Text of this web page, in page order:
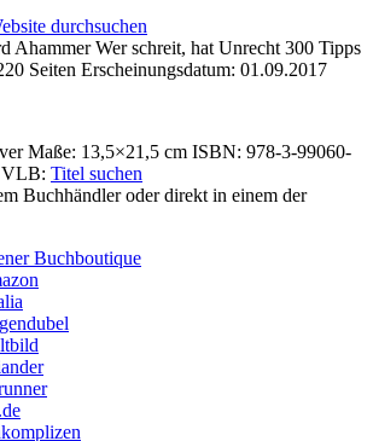
durchsuchen
Ahammer Wer schreit, hat Unrecht 300 Tipps
Seiten Erscheinungsdatum: 01.09.2017
Maße: 13,5×21,5 cm ISBN: 978-3-99060-
VLB: Titel suchen
Buchhändler oder direkt in einem der